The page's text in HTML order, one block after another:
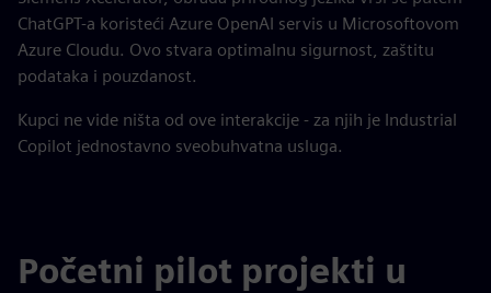
ChatGPT-a koristeći Azure OpenAI servis u Microsoftovom
Azure Cloudu. Ovo stvara optimalnu sigurnost, zaštitu
podataka i pouzdanost.
Kupci ne vide ništa od ove interakcije - za njih je Industrial
Copilot jednostavno sveobuhvatna usluga.
Početni pilot projekti u